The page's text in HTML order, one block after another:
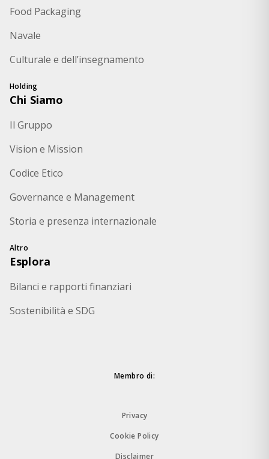
Food Packaging
Navale
Culturale e dell’insegnamento
Holding
Chi Siamo
Il Gruppo
Vision e Mission
Codice Etico
Governance e Management
Storia e presenza internazionale
Altro
Esplora
Bilanci e rapporti finanziari
Sostenibilità e SDG
Membro di:
Privacy
Cookie Policy
Disclaimer